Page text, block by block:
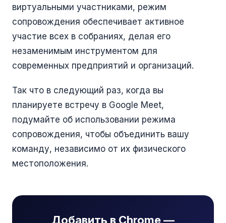
виртуальными участниками, режим
сопровождения обеспечивает активное
участие всех в собраниях, делая его
незаменимым инструментом для
современных предприятий и организаций.
Так что в следующий раз, когда вы
планируете встречу в Google Meet,
подумайте об использовании режима
сопровождения, чтобы объединить вашу
команду, независимо от их физического
местоположения.
Добавить в Chrome —